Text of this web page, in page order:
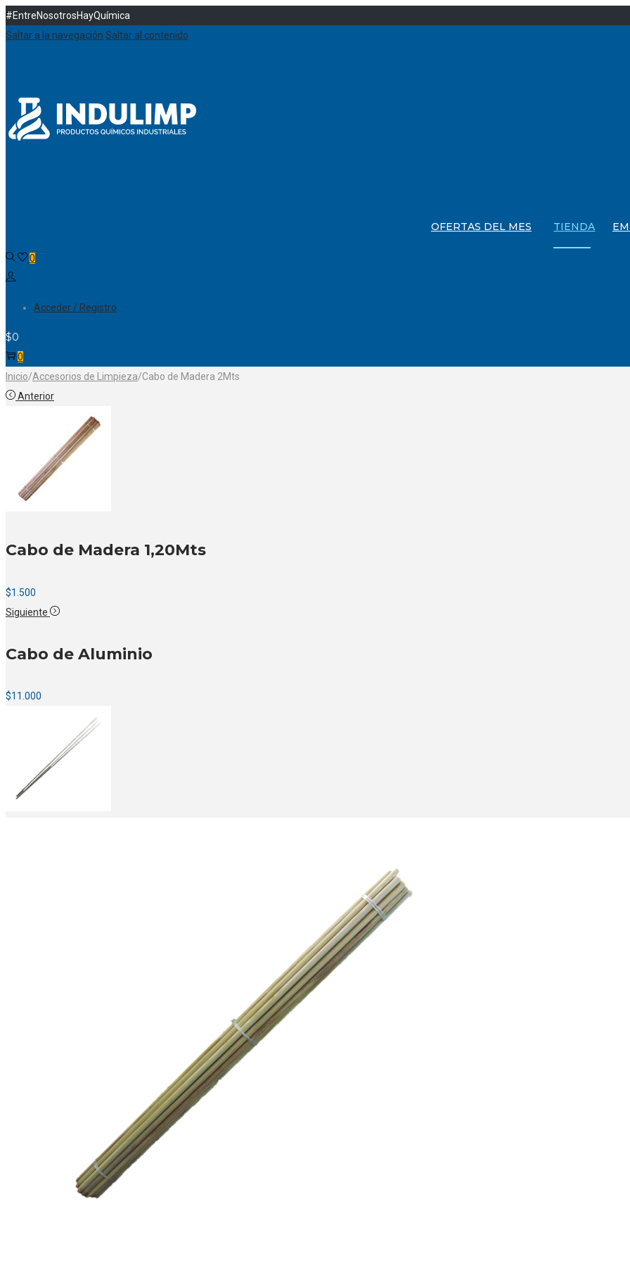
#EntreNosotrosHayQuímica
Saltar a la navegación Saltar al contenido
OFERTAS DEL MES TIENDA
0
Acceder / Registro
$0
0
Inicio/Accesorios de Limpieza/Cabo de Madera 2Mts
Anterior
Cabo de Madera 1,20Mts
$1.500
Siguiente
Cabo de Aluminio
$11.000